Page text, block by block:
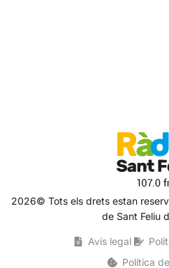
2026© Tots els drets estan
de Sant Feliu
Avís legal
Política